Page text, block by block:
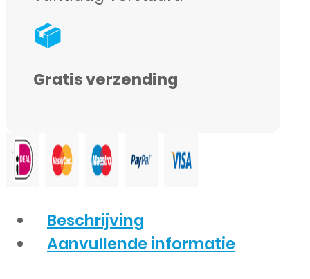
Gratis verzending
Beschrijving
Aanvullende informatie